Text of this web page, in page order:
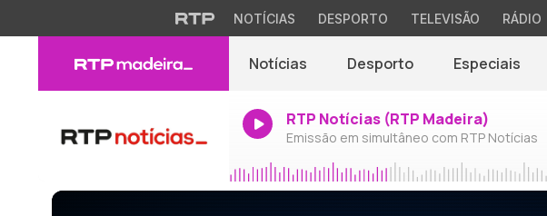
NOTÍCIAS DESPORTO TELEVISÃO RÁDIO
Notícias Desporto Especiais
RTP Notícias (RTP Madeira)
Emissão em simultâneo com RTP Notícias